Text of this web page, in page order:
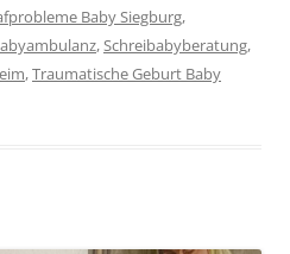
Baby Siegburg,
,Schreibabyberatung,
,Traumatische Geburt Baby